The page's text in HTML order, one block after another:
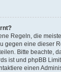
Regeln, die
gegen eine dieser
Bitte beachte,
ist und phpBB
einen